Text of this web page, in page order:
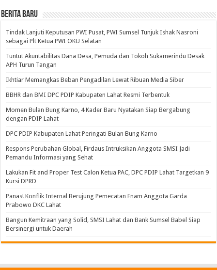
BERITA BARU
Tindak Lanjuti Keputusan PWI Pusat, PWI Sumsel Tunjuk Ishak Nasroni
sebagai Plt Ketua PWI OKU Selatan
Tuntut Akuntabilitas Dana Desa, Pemuda dan Tokoh Sukamerindu Desak
APH Turun Tangan
Ikhtiar Memangkas Beban Pengadilan Lewat Ribuan Media Siber
BBHR dan BMI DPC PDIP Kabupaten Lahat Resmi Terbentuk
Momen Bulan Bung Karno, 4 Kader Baru Nyatakan Siap Bergabung
dengan PDIP Lahat
DPC PDIP Kabupaten Lahat Peringati Bulan Bung Karno
Respons Perubahan Global, Firdaus Intruksikan Anggota SMSI Jadi
Pemandu Informasi yang Sehat
Lakukan Fit and Proper Test Calon Ketua PAC, DPC PDIP Lahat Targetkan 9
Kursi DPRD
Panas! Konflik Internal Berujung Pemecatan Enam Anggota Garda
Prabowo DKC Lahat
Bangun Kemitraan yang Solid, SMSI Lahat dan Bank Sumsel Babel Siap
Bersinergi untuk Daerah